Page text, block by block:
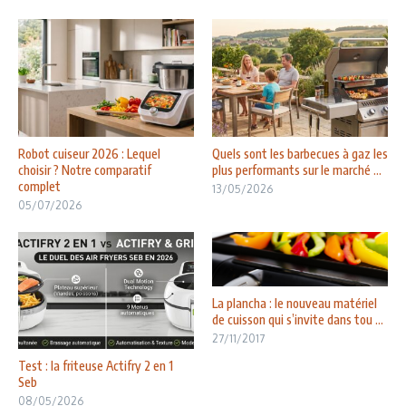
Robot cuiseur 2026 : Lequel
choisir ? Notre comparatif
complet
05/07/2026
Quels sont les barbecues à gaz les
plus performants sur le marché ...
13/05/2026
Test : la friteuse Actifry 2 en 1
Seb
08/05/2026
La plancha : le nouveau matériel
de cuisson qui s’invite dans tou ...
27/11/2017